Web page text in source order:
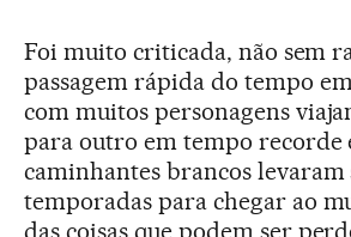
Foi muito criticada, não sem
passagem rápida do tempo
com muitos personagens
para outro em tempo recorde
caminhantes brancos levaram
temporadas para chegar ao
das coisas que podem ser